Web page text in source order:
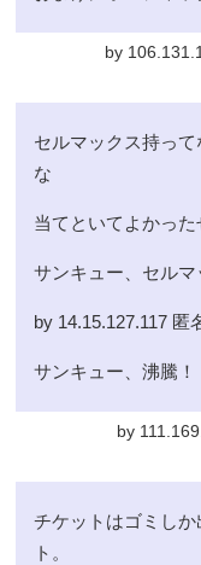
by
セルマックス持っ
な
当てといてよかった
サンキュー、セルマ
by 14.15.127.117 匿
サンキュー、沸騰！
by
チケットはゴミし
ト。